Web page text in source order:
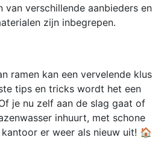
van verschillende aanbieders en
zijn inbegrepen.
ramen kan een vervelende klus
tips en tricks wordt het een
je nu zelf aan de slag gaat of
inhuurt, met schone
er weer als nieuw uit! 🏠